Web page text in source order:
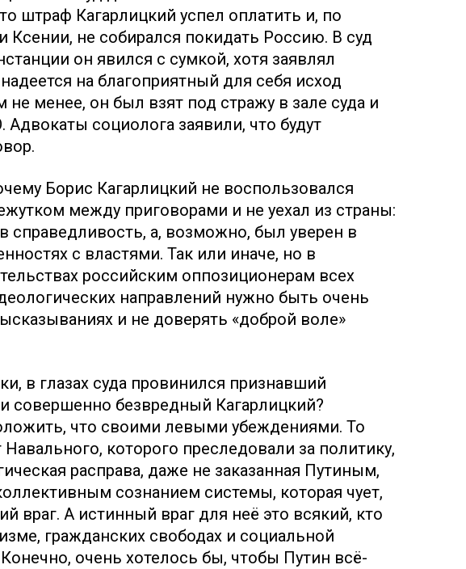
штраф Кагарлицкий успел оплатить и, по
Ксении, не собирался покидать Россию. В суд
он явился с сумкой, хотя заявлял
на благоприятный для себя исход
не менее, он был взят под стражу в зале суда и
социолога заявили, что будут
Борис Кагарлицкий не воспользовался
между приговорами и не уехал из страны:
справедливость, а, возможно, был уверен в
с властями. Так или иначе, но в
российским оппозиционерам всех
направлений нужно быть очень
и не доверять «доброй воле»
в глазах суда провинился признавший
совершенно безвредный Кагарлицкий?
что своими левыми убеждениями. То
Навального, которого преследовали за политику,
расправа, даже не заказанная Путиным,
сознанием системы, которая чует,
враг. А истинный враг для неё это всякий, кто
гражданских свободах и социальной
очень хотелось бы, чтобы Путин всё-